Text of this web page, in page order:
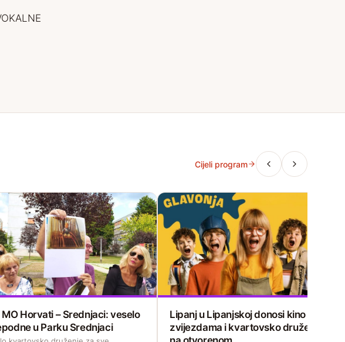
Cijeli program
MO Horvati – Srednjaci: veselo
u Parku Srednjaci
Lipanj u Lipanjskoj donosi kino pod
zvijezdama i kvartovsko druženje